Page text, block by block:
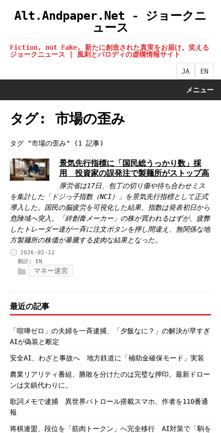
Alt.Andpaper.Net - ジョークニ
ュース
Fiction, not Fake. 新たに創造された真実をお届け。笑える
ジョークニュース | 風刺とパロディの虚構情報サイト
JA EN
メニュー
タグ: 市場の歪み
タグ "市場の歪み" (1 記事)
景気先行指標に「国民総うっかり数」採
用 投資家の誤発注で製麺所がストップ高
厚労省は17日、包丁の切り傷や待ち合わせミス
を集計した「ドジっ子指数（NCI）」を景気先行指標として正式
導入した。国民の脳疲労を可視化した結果、指数は発表初日から
危険域へ突入。「絆創膏メーカー」の株が買われるはずが、疲弊
したトレーダー達が一斉に注文ボタンを押し間違え、無関係な地
方製麺所の株価が暴騰する皮肉な結果となった。
2026-02-12
翻訳: EN
マネー迷宮
最近の記事
「喧嘩ゼロ」の夫婦を一斉逮捕、「夕飯なに？」の解決が早すぎ
AIが偽装と断定
安全AI、わざと事故へ 地方鉄道に「補助金確保モード」実装
農業リアリティ番組、勝敗を分けたのは完璧な押印。最新ドロー
ンは文鎮代わりに。
歌詞メモで逮捕 異世界パトロール搭載スマホ、作者を110番通
報
将棋連盟、段位を「筋肉トークン」へ完全移行 AI対策で「駒を